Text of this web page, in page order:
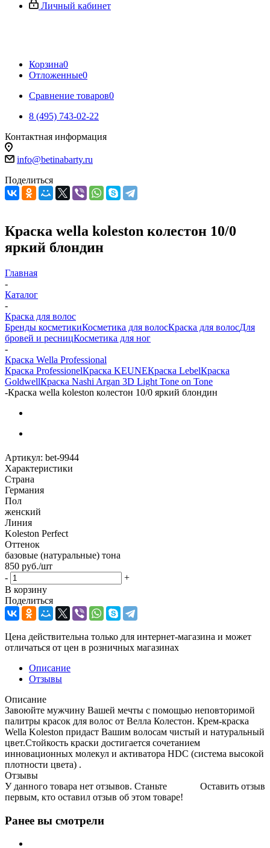
Личный кабинет
Корзина0
Отложенные0
Сравнение товаров0
8 (495) 743-02-22
Контактная информация
info@betinabarty.ru
Поделиться
Краска wella koleston колестон 10/0
яркий блондин
Главная
-
Каталог
-
Краска для волос
Бренды косметикиКосметика для волосКраска для волосДля
бровей и ресницКосметика для ног
-
Краска Wella Professional
Краска ProfessionelКраска KEUNEКраска LebelКраска
GoldwellКраска Nashi Argan 3D Light Tone on Tone
-Краска wella koleston колестон 10/0 яркий блондин
Артикул: bet-9944
Характеристики
Страна
Германия
Пол
женский
Линия
Koleston Perfect
Оттенок
базовые (натуральные) тона
850 руб./шт
-
+
В корзину
Поделиться
Цена действительна только для интернет-магазина и может
отличаться от цен в розничных магазинах
Описание
Отзывы
Описание
Завоюйте мужчину Вашей мечты с помощью неповторимой
палитры красок для волос от Велла Колестон. Крем-краска
Wella Koleston придаст Вашим волосам чистый и натуральный
цвет.Стойкость краски достигается сочетанием
инновационных молекул и активатора HDC (система высокой
плотности цвета) .
Отзывы
Оставить отзыв
У данного товара нет отзывов. Станьте
первым, кто оставил отзыв об этом товаре!
Ранее вы смотрели